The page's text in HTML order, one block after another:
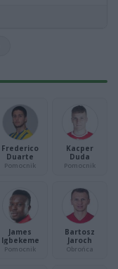
Frederico
Duarte
Pomocnik
Kacper
Duda
Pomocnik
James
Igbekeme
Pomocnik
Bartosz
Jaroch
Obrońca